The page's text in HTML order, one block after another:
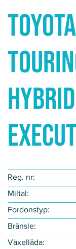
Reg. nr:
Miltal:
Fordonstyp​:
Bränsle:
Växellåda: